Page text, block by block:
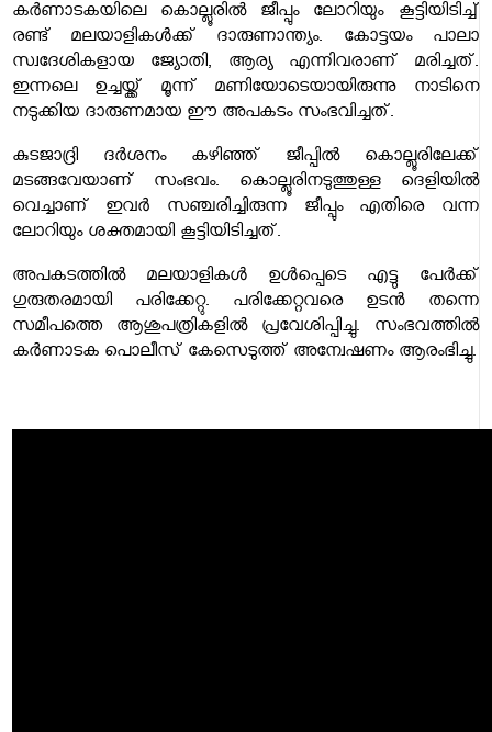
കർണാടകയിലെ കൊല്ലൂരിൽ ജീപ്പും ലോറിയും കൂട്ടിയിടിച്ച്
രണ്ട് മലയാളികൾക്ക് ദാരുണാന്ത്യം. കോട്ടയം പാലാ
സ്വദേശികളായ ജ്യോതി, ആര്യ എന്നിവരാണ് മരിച്ചത്.
ഇന്നലെ ഉച്ചയ്ക്ക് മൂന്ന് മണിയോടെയായിരുന്നു നാടിനെ
നടുക്കിയ ദാരുണമായ ഈ അപകടം സംഭവിച്ചത്.
കുടജാദ്രി ദർശനം കഴിഞ്ഞ് ജീപ്പിൽ കൊല്ലൂരിലേക്ക്
മടങ്ങവേയാണ് സംഭവം. കൊല്ലൂരിനടുത്തുള്ള ദെളിയിൽ
വെച്ചാണ് ഇവർ സഞ്ചരിച്ചിരുന്ന ജീപ്പും എതിരെ വന്ന
ലോറിയും ശക്തമായി കൂട്ടിയിടിച്ചത്.
അപകടത്തിൽ മലയാളികൾ ഉൾപ്പെടെ എട്ടു പേർക്ക്
ഗുരുതരമായി പരിക്കേറ്റു. പരിക്കേറ്റവരെ ഉടൻ തന്നെ
സമീപത്തെ ആശുപത്രികളിൽ പ്രവേശിപ്പിച്ചു. സംഭവത്തിൽ
കർണാടക പൊലീസ് കേസെടുത്ത് അന്വേഷണം ആരംഭിച്ചു.